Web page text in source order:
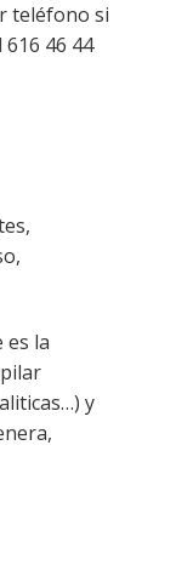
teléfono si
46 44
es la
y